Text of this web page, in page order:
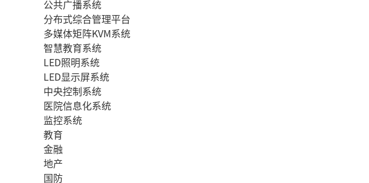
公共广播系统
分布式综合管理平台
多媒体矩阵KVM系统
智慧教育系统
LED照明系统
LED显示屏系统
中央控制系统
医院信息化系统
监控系统
教育
金融
地产
国防